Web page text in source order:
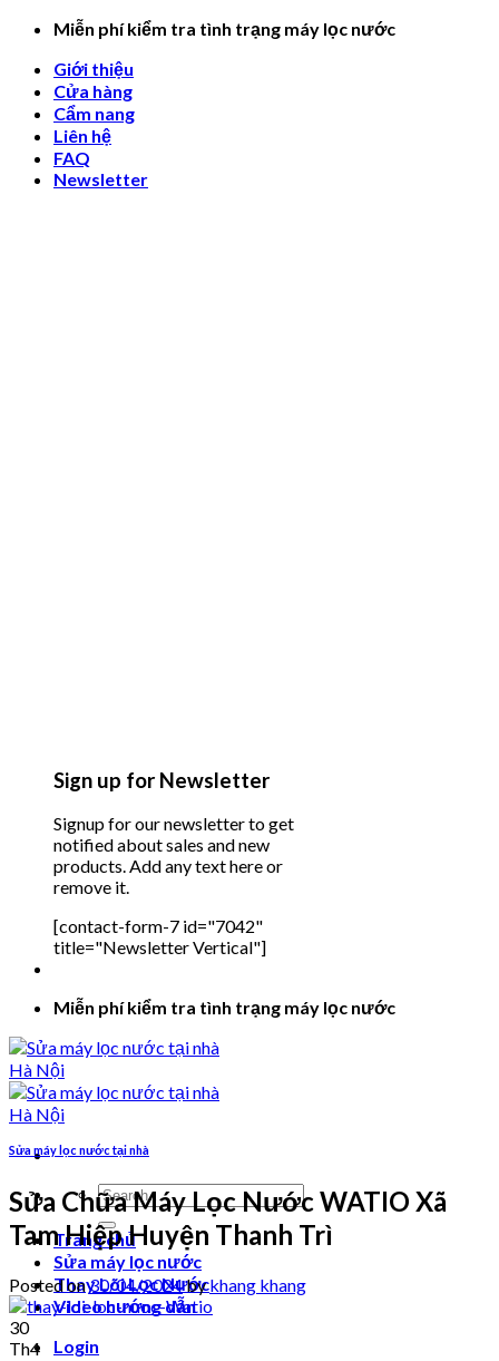
Skip
content
Miễn phí kiểm tra tình trạng máy lọc nước
Giới thiệu
Cửa hàng
Cẩm nang
Liên hệ
FAQ
Newsletter
Sign up for Newsletter
Signup for our newsletter to get
notified about sales and new
products. Add any text here or
remove it.
[contact-form-7 id="7042"
title="Newsletter Vertical"]
Miễn phí kiểm tra tình trạng máy lọc nước
Search
for:
Trang chủ
Sửa máy lọc nước
Thay Lõi Lọc Nước
Video hướng dẫn
Login
Sửa máy lọc nước tại nhà
Sửa Chữa Máy Lọc Nước WATIO Xã
Tam Hiệp Huyện Thanh Trì
Posted on30/04/2024bykhang khang
30
Th4